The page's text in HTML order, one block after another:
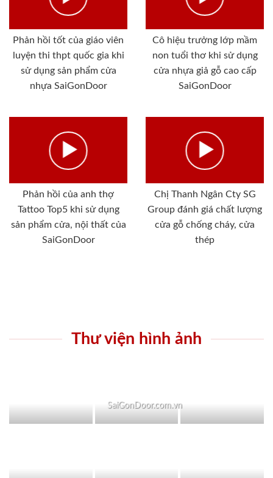
Phản hồi tốt của giáo viên
luyện thi thpt quốc gia khi
sử dụng sản phẩm cửa
nhựa SaiGonDoor
Cô hiệu trưởng lớp mầm
non tuổi thơ khi sử dụng
cửa nhựa giả gỗ cao cấp
SaiGonDoor
Phản hồi của anh thợ
Tattoo Top5 khi sử dụng
sản phẩm cửa, nội thất của
SaiGonDoor
Chị Thanh Ngân Cty SG
Group đánh giá chất lượng
cửa gỗ chống cháy, cửa
thép
Thư viện hình ảnh
SaiGonDoor.com.vn